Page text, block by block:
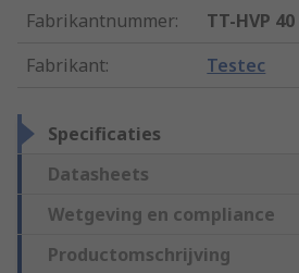
Fabrikantnummer:
TT-HVP 40
Fabrikant: Testec
Specificaties
Datasheets
Wetgeving en compliance
Productomschrijving